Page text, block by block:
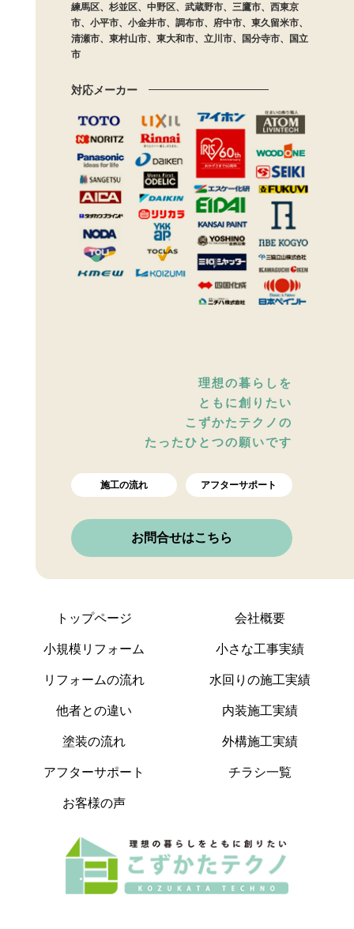
練馬区、杉並区、中野区、武蔵野市、三鷹市、西東京
市、小平市、小金井市、調布市、府中市、東久留米市、
清瀬市、東村山市、東大和市、立川市、国分寺市、国立
市
対応メーカー
理想の暮らしを
ともに創りたい
こずかたテクノの
たったひとつの願いです
施工の流れ アフターサポート
お問合せはこちら
トップページ
小規模リフォーム
リフォームの流れ
他者との違い
塗装の流れ
アフターサポート
お客様の声
会社概要
小さな工事実績
水回りの施工実績
内装施工実績
外構施工実績
チラシ一覧